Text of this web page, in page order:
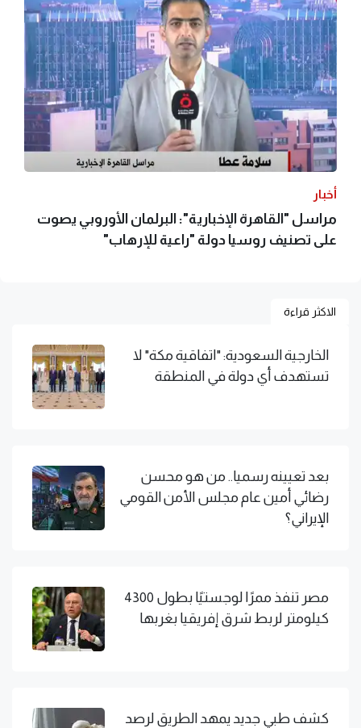
أخبار
مراسل "القاهرة الإخبارية": البرلمان الأوروبي يصوت
على تصنيف روسيا دولة "راعية للإرهاب"
الاكثر قراءة
الخارجية السعودية: "اتفاقية مكة" لا
تستهدف أي دولة في المنطقة
بعد تعيينه رسميا.. من هو محسن
رضائي أمين عام مجلس الأمن القومي
الإيراني؟
مصر تنفذ ممرًا لوجستيًا بطول 4300
كيلومتر لربط شرق إفريقيا بغربها
كشف طبي جديد يمهد الطريق لرصد